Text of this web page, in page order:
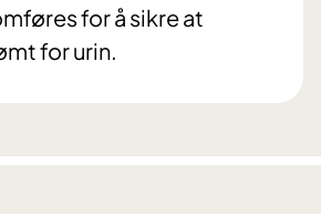
for å sikre at
for urin.